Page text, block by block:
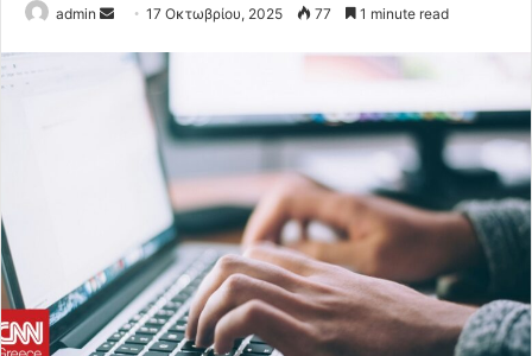
admin
Send
email
17 Οκτωβρίου, 2025 77 1 minute read